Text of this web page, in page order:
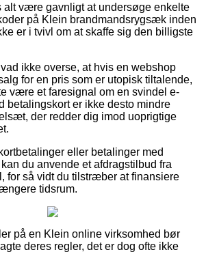
alt være gavnligt at undersøge enkelte
på Klein brandmandsrygsæk inden
er i tvivl om at skaffe sig den billigste
ikke overse, at hvis en webshop
for en pris som er utopisk tiltalende,
være et faresignal om en svindel e-
betalingskort er ikke desto mindre
der redder dig imod uoprigtige
eller betalinger med
du anvende et afdragstilbud fra
for så vidt du tilstræber at finansiere
tidsrum.
på en Klein online virksomhed bør
deres regler, det er dog ofte ikke